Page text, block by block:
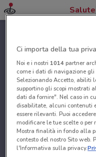
Ci importa della tua
Noi e i nostri 1014partner
come i dati di navigazione
Selezionando Accetto, abiliti
supportino gli scopi mostrati
dati da fornire". Nel caso in
disabilitate, alcuni contenuti
essere rilevanti. Puoi
modificare le tue scelte o per
Mostra finalità in fondo alla
contesto del nostro Sito web.
l'Informativa sulla privacy.